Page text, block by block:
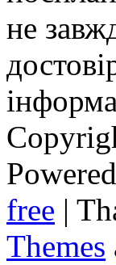
не
free |
Themes